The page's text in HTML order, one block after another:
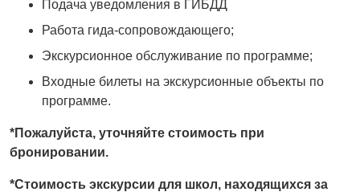
Подача уведомления в ГИБДД
Работа гида-сопровождающего;
Экскурсионное обслуживание по программе;
Входные билеты на экскурсионные объекты по
программе.
*Пожалуйста, уточняйте стоимость при
бронировании.
*Стоимость экскурсии для школ, находящихся за